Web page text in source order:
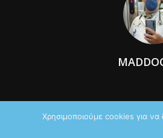
Χρησιμοποιούμε cookies για να